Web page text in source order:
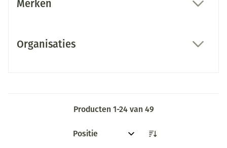
Merken
Organisaties
Producten 1-24van 49
Sorteer op: